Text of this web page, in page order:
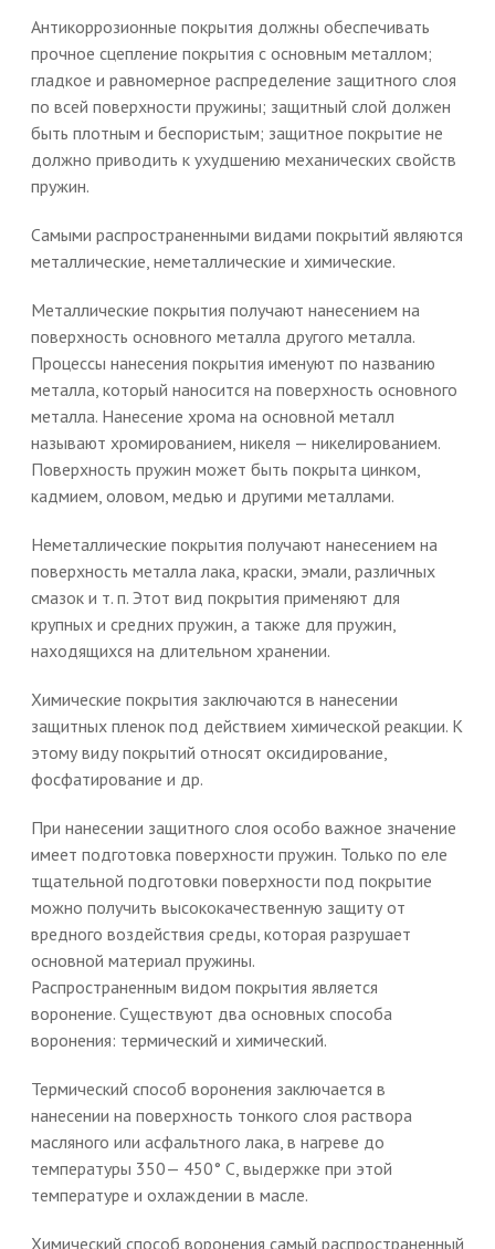
Антикоррозионные покрытия должны обеспечивать
прочное сцепление покрытия с основным металлом;
гладкое и равномерное распределение защитного слоя
по всей поверхности пружины; защитный слой должен
быть плотным и беспористым; защитное покрытие не
должно приводить к ухудшению механических свойств
пружин.
Самыми распространенными видами покрытий являются
металлические, неметаллические и химические.
Металлические покрытия получают нанесением на
поверхность основного металла другого металла.
Процессы нанесения покрытия именуют по названию
металла, который наносится на поверхность основного
металла. Нанесение хрома на основной металл
называют хромированием, никеля — никелированием.
Поверхность пружин может быть покрыта цинком,
кадмием, оловом, медью и другими металлами.
Неметаллические покрытия получают нанесением на
поверхность металла лака, краски, эмали, различных
смазок и т. п. Этот вид покрытия применяют для
крупных и средних пружин, а также для пружин,
находящихся на длительном хранении.
Химические покрытия заключаются в нанесении
защитных пленок под действием химической реакции. К
этому виду покрытий относят оксидирование,
фосфатирование и др.
При нанесении защитного слоя особо важное значение
имеет подготовка поверхности пружин. Только по еле
тщательной подготовки поверхности под покрытие
можно получить высококачественную защиту от
вредного воздействия среды, которая разрушает
основной материал пружины.
Распространенным видом покрытия является
воронение. Существуют два основных способа
воронения: термический и химический.
Термический способ воронения заключается в
нанесении на поверхность тонкого слоя раствора
масляного или асфальтного лака, в нагреве до
температуры 350— 450° С, выдержке при этой
температуре и охлаждении в масле.
Химический способ воронения самый распространенный